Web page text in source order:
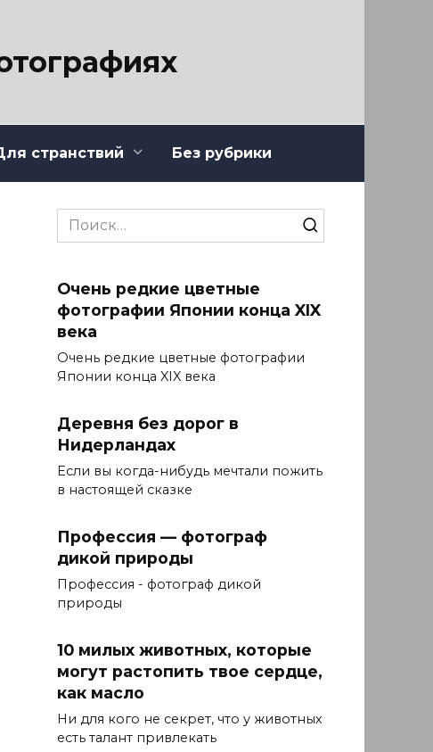
странствий Без рубрики
Search
for:
Очень редкие цветные
фотографии Японии конца XIX
века
Очень редкие цветные фотографии
Японии конца XIX века
Деревня без дорог в
Нидерландах
Если вы когда-нибудь мечтали пожить
в настоящей сказке
Профессия — фотограф
дикой природы
Профессия - фотограф дикой
природы
10 милых животных, которые
могут растопить твое сердце,
как масло
Ни для кого не секрет, что у животных
есть талант привлекать